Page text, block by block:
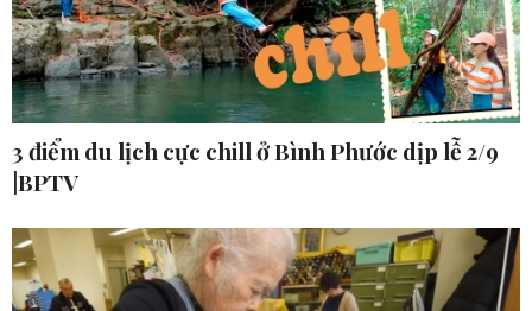
3 điểm du lịch cực chill ở Bình Phước dịp lễ 2/9
|BPTV